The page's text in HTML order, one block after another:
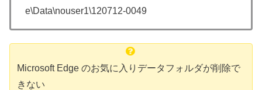
e\Data\nouser1\120712-0049
Microsoft Edge のお気に入りデータフォルダが削除で
きない